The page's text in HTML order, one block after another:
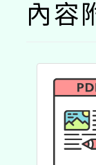
內容